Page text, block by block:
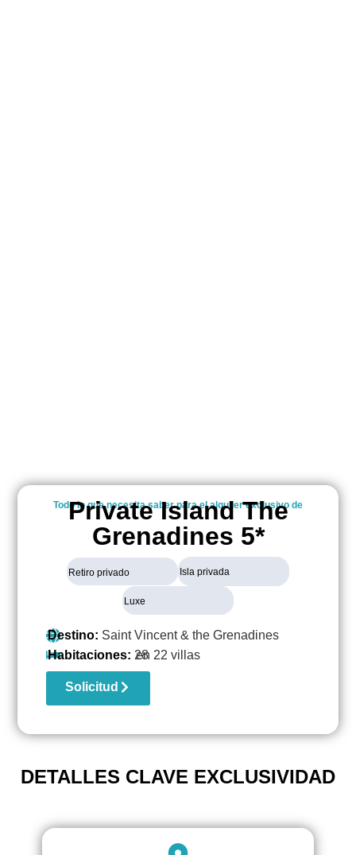
Todo lo que necesita saber para el alquiler exclusivo de
Private Island The
Grenadines 5*
Retiro privado Isla privada
Luxe
Destino: Saint Vincent & the Grenadines
Habitaciones: 28
en 22 villas
Solicitud
DETALLES CLAVE EXCLUSIVIDAD